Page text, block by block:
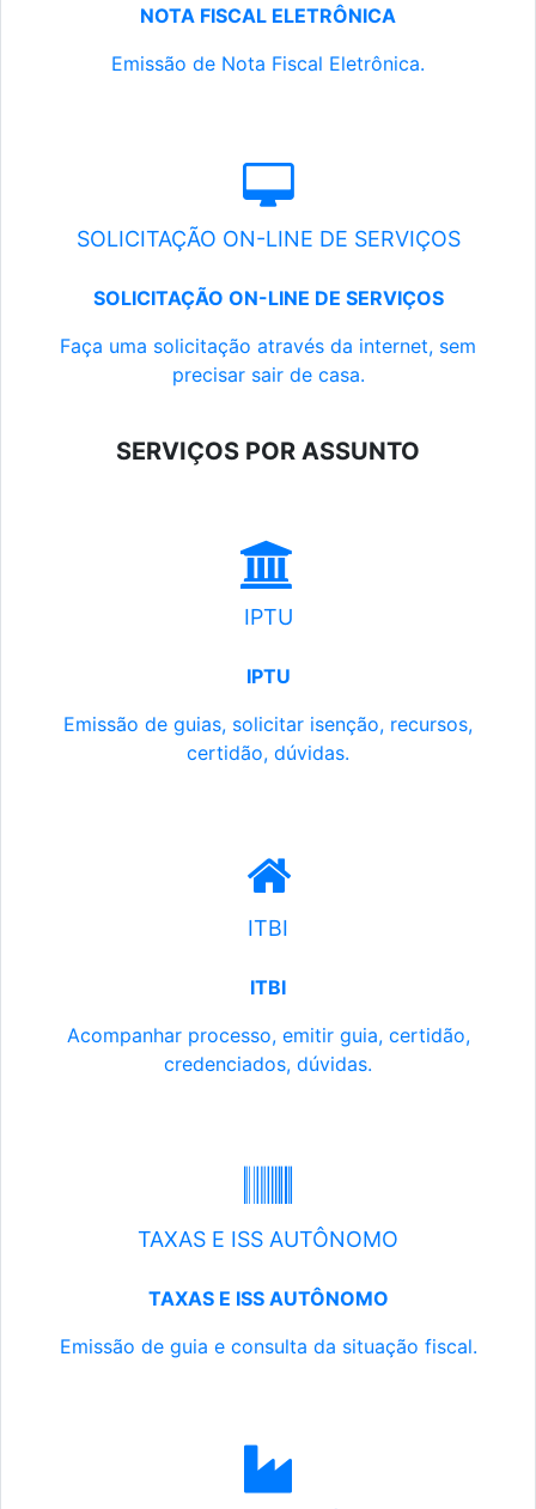
NOTA FISCAL ELETRÔNICA
Emissão de Nota Fiscal Eletrônica.
SOLICITAÇÃO ON-LINE DE SERVIÇOS
SOLICITAÇÃO ON-LINE DE SERVIÇOS
Faça uma solicitação através da internet, sem
precisar sair de casa.
SERVIÇOS POR ASSUNTO
IPTU
IPTU
Emissão de guias, solicitar isenção, recursos,
certidão, dúvidas.
ITBI
ITBI
Acompanhar processo, emitir guia, certidão,
credenciados, dúvidas.
TAXAS E ISS AUTÔNOMO
TAXAS E ISS AUTÔNOMO
Emissão de guia e consulta da situação fiscal.